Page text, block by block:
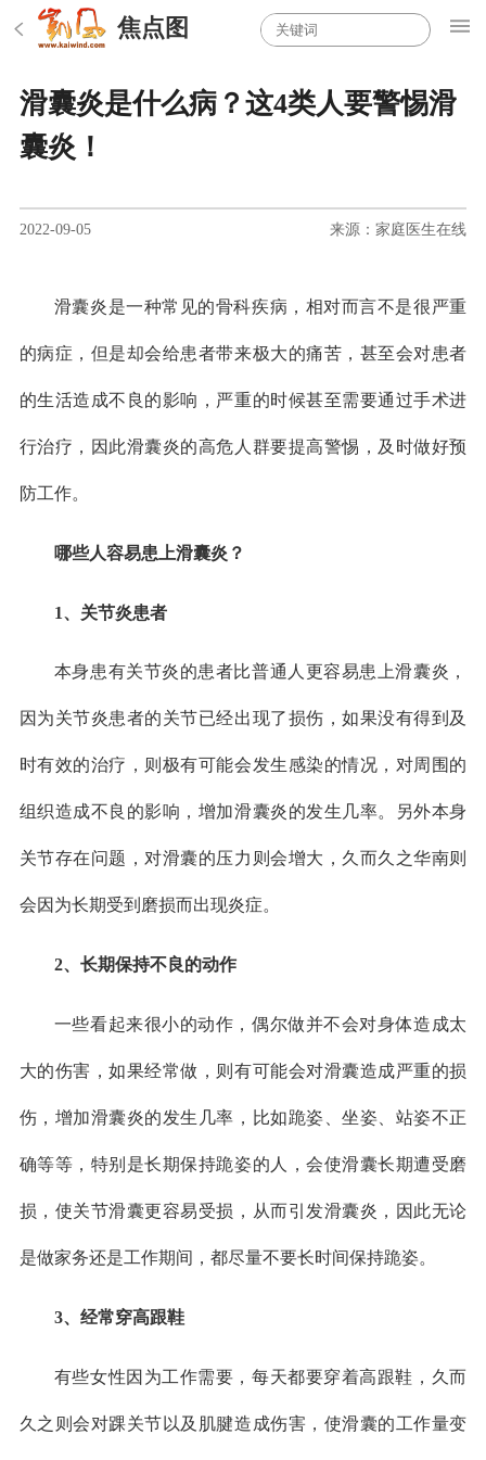
焦点图
滑囊炎是什么病？这4类人要警惕滑
囊炎！
2022-09-05 来源：家庭医生在线
滑囊炎是一种常见的骨科疾病，相对而言不是很严重
的病症，但是却会给患者带来极大的痛苦，甚至会对患者
的生活造成不良的影响，严重的时候甚至需要通过手术进
行治疗，因此滑囊炎的高危人群要提高警惕，及时做好预
防工作。
哪些人容易患上滑囊炎？
1、关节炎患者
本身患有关节炎的患者比普通人更容易患上滑囊炎，
因为关节炎患者的关节已经出现了损伤，如果没有得到及
时有效的治疗，则极有可能会发生感染的情况，对周围的
组织造成不良的影响，增加滑囊炎的发生几率。另外本身
关节存在问题，对滑囊的压力则会增大，久而久之华南则
会因为长期受到磨损而出现炎症。
2、长期保持不良的动作
一些看起来很小的动作，偶尔做并不会对身体造成太
大的伤害，如果经常做，则有可能会对滑囊造成严重的损
伤，增加滑囊炎的发生几率，比如跪姿、坐姿、站姿不正
确等等，特别是长期保持跪姿的人，会使滑囊长期遭受磨
损，使关节滑囊更容易受损，从而引发滑囊炎，因此无论
是做家务还是工作期间，都尽量不要长时间保持跪姿。
3、经常穿高跟鞋
有些女性因为工作需要，每天都要穿着高跟鞋，久而
久之则会对踝关节以及肌腱造成伤害，使滑囊的工作量变